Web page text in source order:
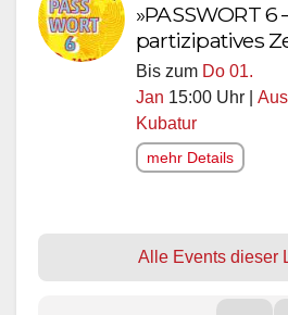
»PASSWORT
partizipatives
Bis zum Do 01.
Jan 15:00 Uhr |
Kubatur
mehr Details
Alle Events dieser